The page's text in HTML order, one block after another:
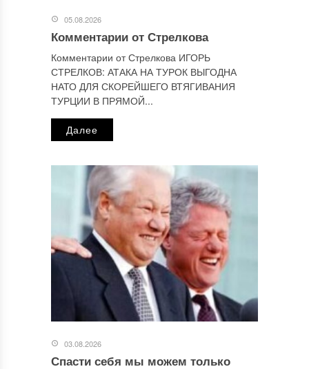
персональных данных.
05.08.2026
Комментарии от Стрелкова
Комментарии от Стрелкова ИГОРЬ
СТРЕЛКОВ: АТАКА НА ТУРОК ВЫГОДНА
НАТО ДЛЯ СКОРЕЙШЕГО ВТЯГИВАНИЯ
ТУРЦИИ В ПРЯМОЙ...
Далее
03.08.2026
Спасти себя мы можем только